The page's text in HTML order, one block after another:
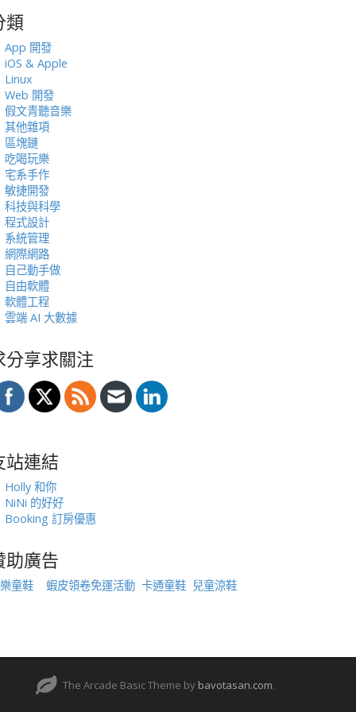
類
App 開發
iOS & Apple
Linux
Web 開發
假文青聽音樂
其他雜項
區塊鏈
吃喝玩樂
宅系手作
敏捷開發
科技與科學
程式設計
系統管理
網際網路
自己動手做
自由軟體
軟體工程
雲端 AI 大數據
分享求關注
站連結
Holly 和你
NiNi 的好好
Booking 訂房優惠
助廣告
童鞋 蝦皮領卷免運活動 卡通童鞋 兒童涼鞋
The Arcade Basic Theme by bavotasan.com.